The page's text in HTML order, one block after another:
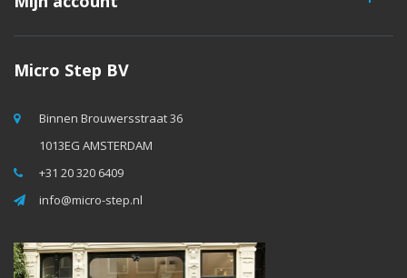
Micro Step BV
Binnen Brouwersstraat 36
1013EG AMSTERDAM
+31 20 320 6409
info@micro-step.nl